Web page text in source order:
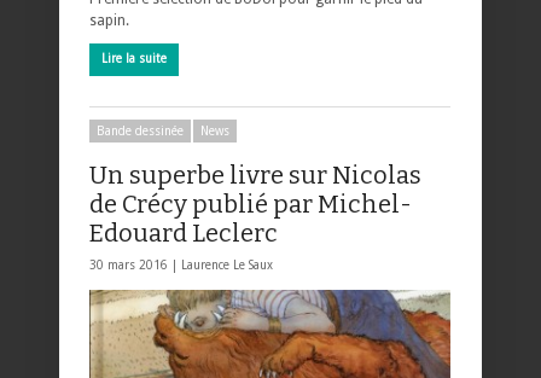
sapin.
Lire la suite
Bande dessinée News
Un superbe livre sur Nicolas
de Crécy publié par Michel-
Edouard Leclerc
30 mars 2016 | Laurence Le Saux